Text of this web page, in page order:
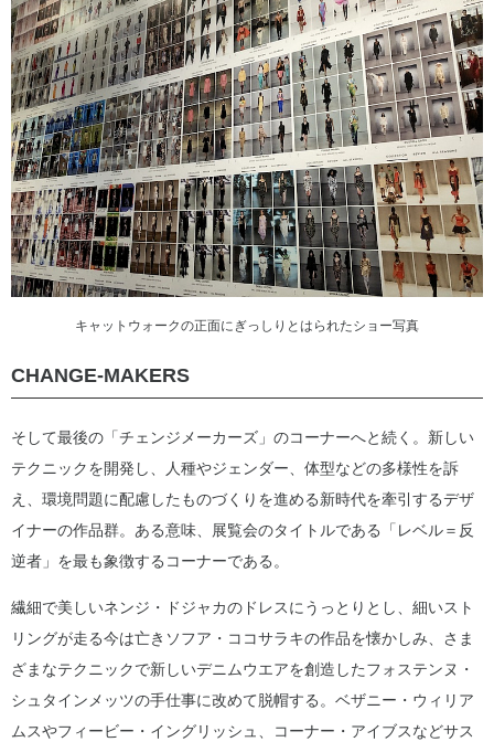
キャットウォークの正面にぎっしりとはられたショー写真
CHANGE-MAKERS
そして最後の「チェンジメーカーズ」のコーナーへと続く。新しい
テクニックを開発し、人種やジェンダー、体型などの多様性を訴
え、環境問題に配慮したものづくりを進める新時代を牽引するデザ
イナーの作品群。ある意味、展覧会のタイトルである「レベル＝反
逆者」を最も象徴するコーナーである。
繊細で美しいネンジ・ドジャカのドレスにうっとりとし、細いスト
リングが走る今は亡きソフア・ココサラキの作品を懐かしみ、さま
ざまなテクニックで新しいデニムウエアを創造したフォステンヌ・
シュタインメッツの手仕事に改めて脱帽する。ベザニー・ウィリア
ムスやフィービー・イングリッシュ、コーナー・アイブスなどサス